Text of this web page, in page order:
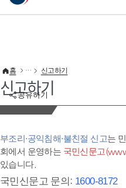
이 누리집은 대한민국 공식 전자정부 누리집
공유하기
홈 신고하기
신고하기
부조리·공익침해·불친절 신고는
회에서 운영하는 국민신문고
있습니다.
국민신문고 문의: 1600-8172